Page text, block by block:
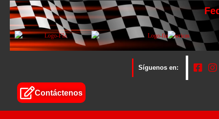
Síguenos en:
Contáctenos